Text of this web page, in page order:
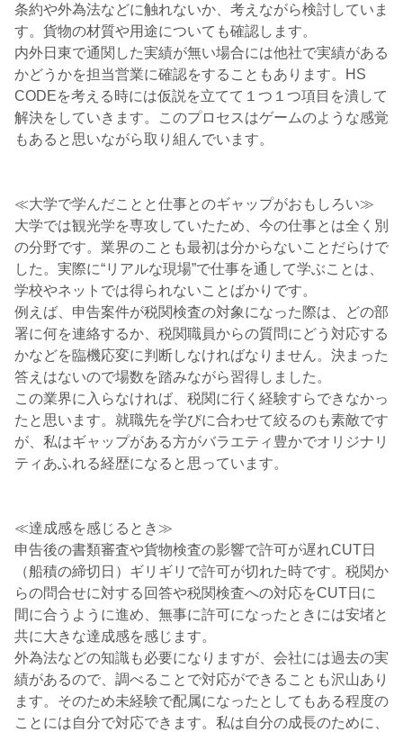
条約や外為法などに触れないか、考えながら検討していま
す。貨物の材質や用途についても確認します。
内外日東で通関した実績が無い場合には他社で実績がある
かどうかを担当営業に確認をすることもあります。HS
CODEを考える時には仮説を立てて１つ１つ項目を潰して
解決をしていきます。このプロセスはゲームのような感覚
もあると思いながら取り組んでいます。
≪大学で学んだことと仕事とのギャップがおもしろい≫
大学では観光学を専攻していたため、今の仕事とは全く別
の分野です。業界のことも最初は分からないことだらけで
した。実際に“リアルな現場”で仕事を通して学ぶことは、
学校やネットでは得られないことばかりです。
例えば、申告案件が税関検査の対象になった際は、どの部
署に何を連絡するか、税関職員からの質問にどう対応する
かなどを臨機応変に判断しなければなりません。決まった
答えはないので場数を踏みながら習得しました。
この業界に入らなければ、税関に行く経験すらできなかっ
たと思います。就職先を学びに合わせて絞るのも素敵です
が、私はギャップがある方がバラエティ豊かでオリジナリ
ティあふれる経歴になると思っています。
≪達成感を感じるとき≫
申告後の書類審査や貨物検査の影響で許可が遅れCUT日
（船積の締切日）ギリギリで許可が切れた時です。税関か
らの問合せに対する回答や税関検査への対応をCUT日に
間に合うように進め、無事に許可になったときには安堵と
共に大きな達成感を感じます。
外為法などの知識も必要になりますが、会社には過去の実
績があるので、調べることで対応ができることも沢山あり
ます。そのため未経験で配属になったとしてもある程度の
ことには自分で対応できます。私は自分の成長のために、